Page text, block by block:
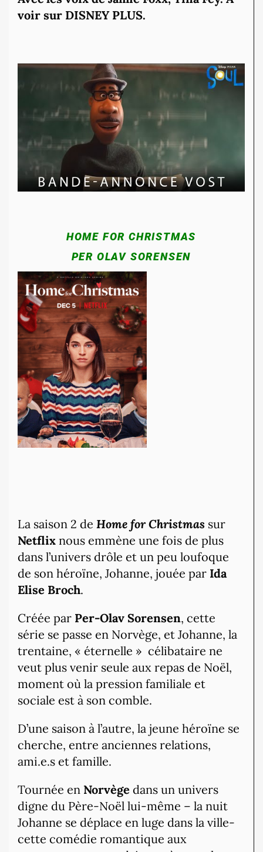
voir sur DISNEY PLUS.
HOME FOR CHRISTMAS
PER OLAV SORENSEN
La saison 2 de Home for Christmas sur
Netflix nous emmène une fois de plus
dans l’univers drôle et un peu loufoque
de son héroïne, Johanne, jouée par Ida
Elise Broch.
Créée par Per-Olav Sorensen, cette
série se passe en Norvège, et Johanne, la
trentaine, « éternelle » célibataire ne
veut plus venir seule aux repas de Noël,
moment où la pression familiale et
sociale est à son comble.
D’une saison à l’autre, la jeune héroïne se
cherche, entre anciennes relations,
ami.e.s et famille.
Tournée en Norvège dans un univers
digne du Père-Noël lui-même – la nuit
Johanne se déplace en luge dans la ville-
cette comédie romantique aux